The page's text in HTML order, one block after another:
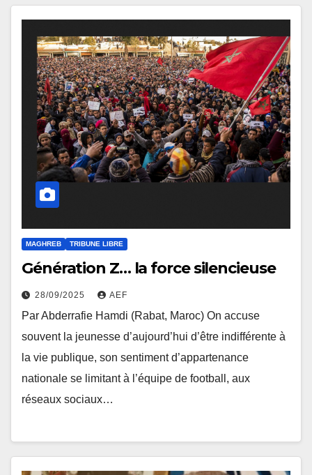
MAGHREB TRIBUNE LIBRE
Génération Z… la force silencieuse
28/09/2025 AEF
Par Abderrafie Hamdi (Rabat, Maroc) On accuse
souvent la jeunesse d’aujourd’hui d’être indifférente à
la vie publique, son sentiment d’appartenance
nationale se limitant à l’équipe de football, aux
réseaux sociaux…